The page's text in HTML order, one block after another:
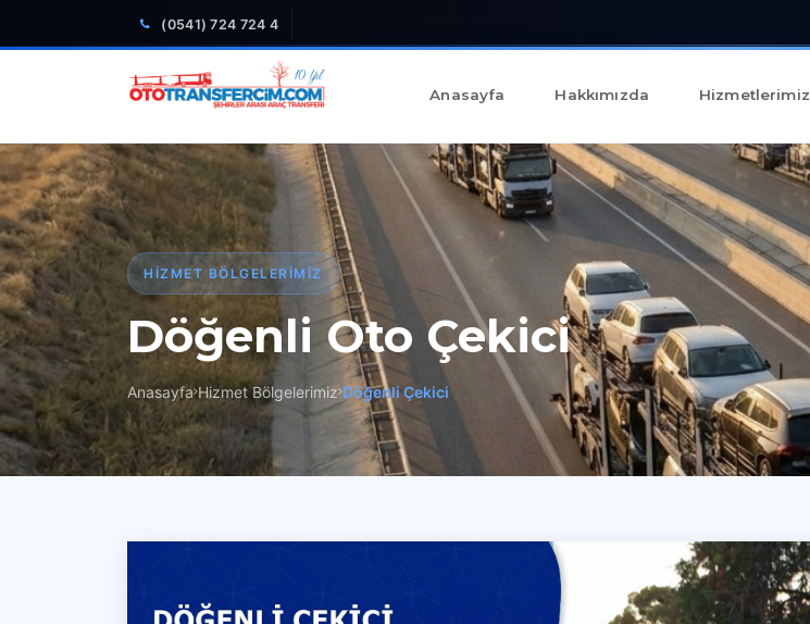
(0541) 724 724 4
Anasayfa Hakkımızda Hizmetlerimiz
HIZMET BÖLGELERIMIZ
Döğenli Oto Çekici
Anasayfa Hizmet Bölgelerimiz Döğenli Çekici